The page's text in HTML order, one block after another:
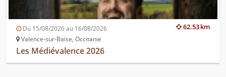
62.53 km
Du 15/08/2026 au 16/08/2026
Valence-sur-Baïse, Occitanie
Les Médiévalence 2026